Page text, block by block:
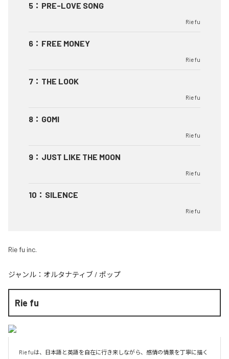
5 ： PRE-LOVE SONG
Rie fu
6 ： FREE MONEY
Rie fu
7 ： THE LOOK
Rie fu
8 ： GOMI
Rie fu
9 ： JUST LIKE THE MOON
Rie fu
10 ： SILENCE
Rie fu
Rie fu inc.
ジャンル： オルタナティブ / ポップ
Rie fu
Rie fuは、日本語と英語を自在に行き来しながら、感情の情景を丁寧に描く